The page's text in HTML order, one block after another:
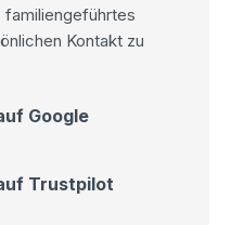
familiengeführtes
Kontakt zu
Google
Trustpilot